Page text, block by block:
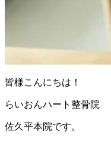
皆様こんにちは！
らいおんハート整骨院
佐久平本院です。